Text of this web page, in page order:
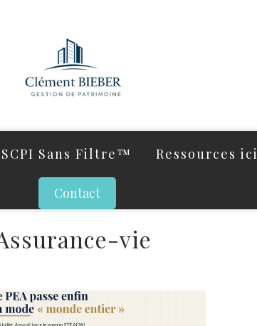
Sans Filtre™ Ressources ici
Contact
vie